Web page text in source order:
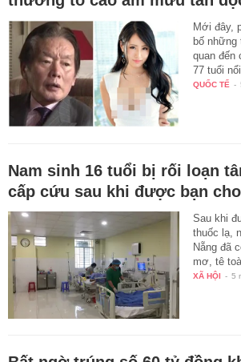
Mới đây,
bố
quan đến
77 tuổi
QUỐC TẾ -
Nam sinh 16 tuổi bị rối loạn
cấp cứu sau khi được bạn
Sau khi
thuốc lạ,
Nẵng đã
mơ, tê
XÃ HỘI - 5